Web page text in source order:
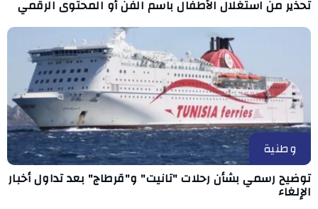
تحذير من استغلال الأطفال باسم الفن أو المحتوى الرقمي
وطنية
توضيح رسمي بشأن رحلات "تانيت" و"قرطاج" بعد تداول أخبار
الإلغاء